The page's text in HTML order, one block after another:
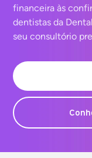
financeira às
dentistas da
seu consultório